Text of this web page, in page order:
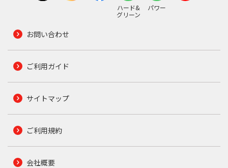
ハード&
グリーン
パワー
お問い合わせ
ご利用ガイド
サイトマップ
ご利用規約
会社概要